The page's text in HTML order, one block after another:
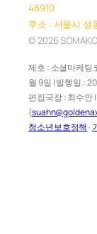
46910
주소 : 서울시 성
© 2026
제호 : 소셜마케팅
월 9일 | 발행일 :
편집국장 : 최수안
(
청소년보호정책 ·